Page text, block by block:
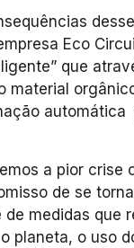
Eco
que
material
a pior
de se
medidas que
planeta, o uso